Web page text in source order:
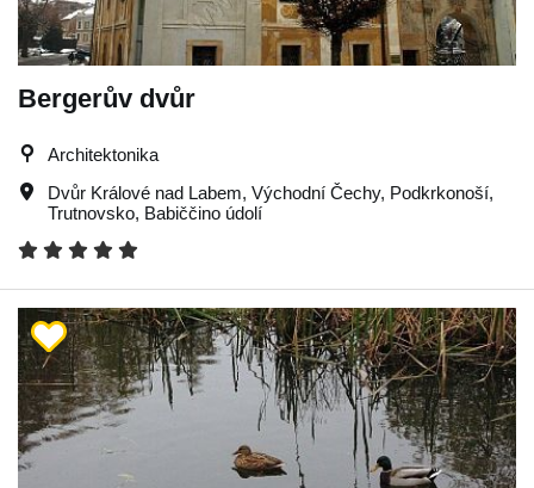
Bergerův dvůr
Architektonika
Dvůr Králové nad Labem, Východní Čechy, Podkrkonoší,
Trutnovsko, Babiččino údolí